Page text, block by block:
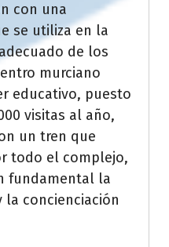
con una
se utiliza en la
de los
murciano
educativo, puesto
visitas al año,
un tren que
todo el complejo,
fundamental la
concienciación